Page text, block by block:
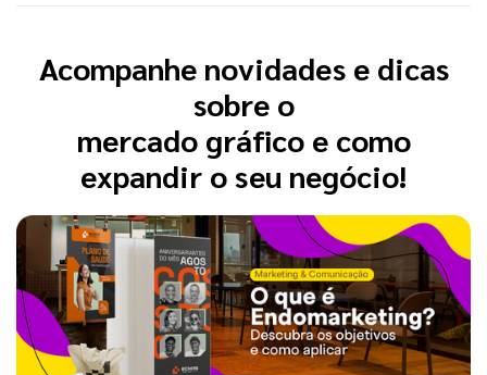
Acompanhe novidades e dicas
sobre o
mercado gráfico e como
expandir o seu negócio!